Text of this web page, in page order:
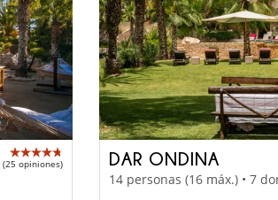
(25 opiniones) DAR ONDINA
14 personas (16 máx.) • 7